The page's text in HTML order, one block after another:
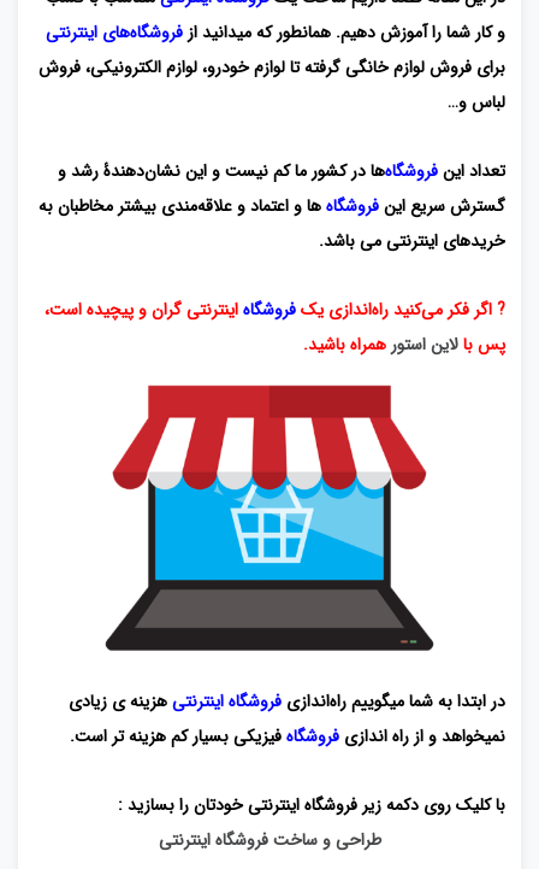
و کار شما را آموزش دهیم. همانطور که میدانید از فروشگاه‌های اینترنتی
برای فروش لوازم خانگی گرفته تا لوازم خودرو، لوازم الکترونیکی، فروش
لباس و…
تعداد اینفروشگاه‌ها در کشور ما کم نیست و این نشان‌دهندۀ رشد و
گسترش سریع اینفروشگاهها و اعتماد و علاقه‌مندی بیشتر مخاطبان به
خریدهای اینترنتی می باشد.
? اگر فکر می‌کنید راه‌اندازی یکفروشگاهاینترنتی گران و پیچیده است،
پس بالاین استور همراه باشید.
در ابتدا به شما میگوییم راه‌اندازی فروشگاه اینترنتیهزینه ی زیادی
نمیخواهد و از راه اندازی فروشگاهفیزیکی بسیار کم هزینه تر است.
با کلیک روی دکمه زیر فروشگاه اینترنتی خودتان را بسازید :
طراحی و ساخت فروشگاه اینترنتی